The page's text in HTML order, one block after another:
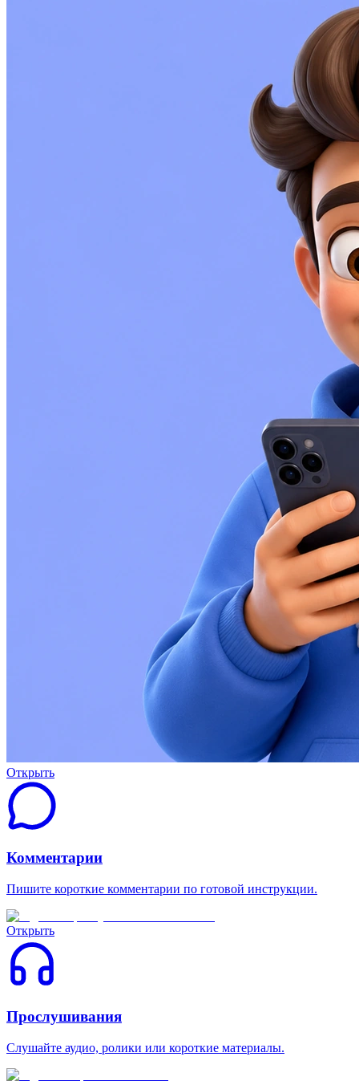
Открыть
Комментарии
Пишите короткие комментарии по готовой инструкции.
Открыть
Прослушивания
Слушайте аудио, ролики или короткие материалы.